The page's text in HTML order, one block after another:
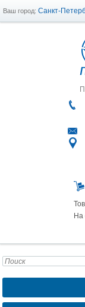
Ваш город: Санкт-
На